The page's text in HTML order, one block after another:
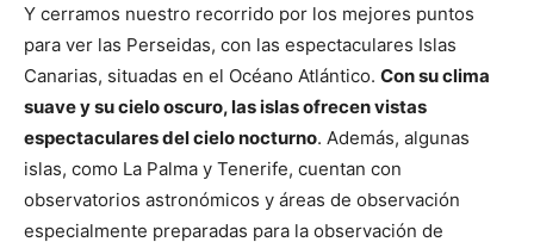
Y cerramos nuestro recorrido por los mejores puntos
para ver las Perseidas, con las espectaculares Islas
Canarias, situadas en el Océano Atlántico. Con su clima
suave y su cielo oscuro, las islas ofrecen vistas
espectaculares del cielo nocturno. Además, algunas
islas, como La Palma y Tenerife, cuentan con
observatorios astronómicos y áreas de observación
especialmente preparadas para la observación de